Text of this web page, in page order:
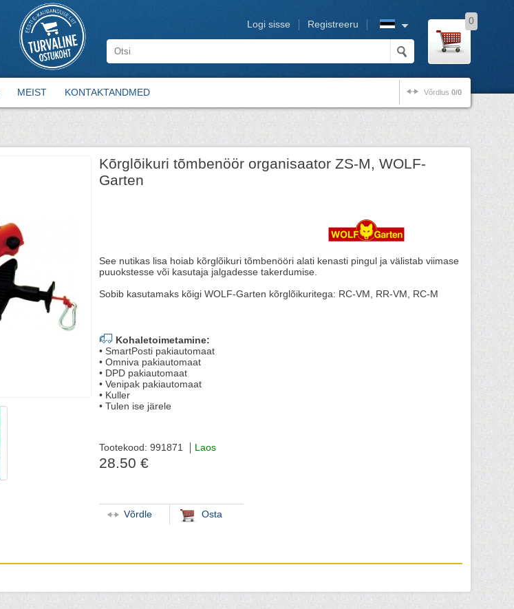
Registreeru
Logi sisse 0
MEIST KONTAKTANDMED Võrdlus 0/0
Kõrglõikuri tõmbenöör organisaator ZS-M, WOLF-
Garten
See nutikas lisa hoiab kõrglõikuri tõmbenööri alati kenasti pingul ja välistab viimase
puuokstesse või kasutaja jalgadesse takerdumise.
Sobib kasutamaks kõigi WOLF-Garten kõrglõikuritega: RC-VM, RR-VM, RC-M
Kohaletoimetamine:
• SmartPosti pakiautomaat
• Omniva pakiautomaat
• DPD pakiautomaat
• Venipak pakiautomaat
• Kuller
• Tulen ise järele
Tootekood: 991871 Laos
28.50 €
Võrdle Osta